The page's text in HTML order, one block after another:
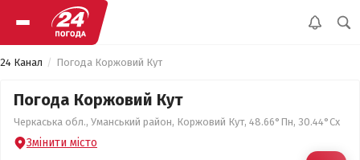
24 Канал Погода Коржовий Кут
Погода Коржовий Кут
Черкаська обл., Уманський район, Коржовий Кут, 48.66°Пн, 30.44°Сх
Змінити місто